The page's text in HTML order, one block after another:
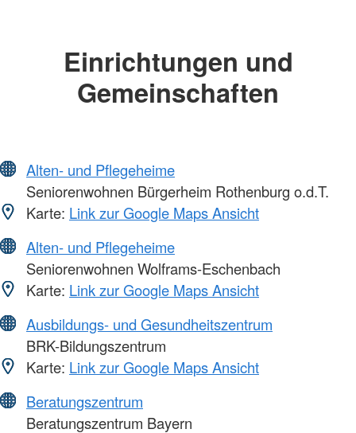
Einrichtungen und
Gemeinschaften
Alten- und Pflegeheime
Seniorenwohnen Bürgerheim Rothenburg o.d.T.
Karte: Link zur Google Maps Ansicht
Alten- und Pflegeheime
Seniorenwohnen Wolframs-Eschenbach
Karte: Link zur Google Maps Ansicht
Ausbildungs- und Gesundheitszentrum
BRK-Bildungszentrum
Karte: Link zur Google Maps Ansicht
Beratungszentrum
Beratungszentrum Bayern